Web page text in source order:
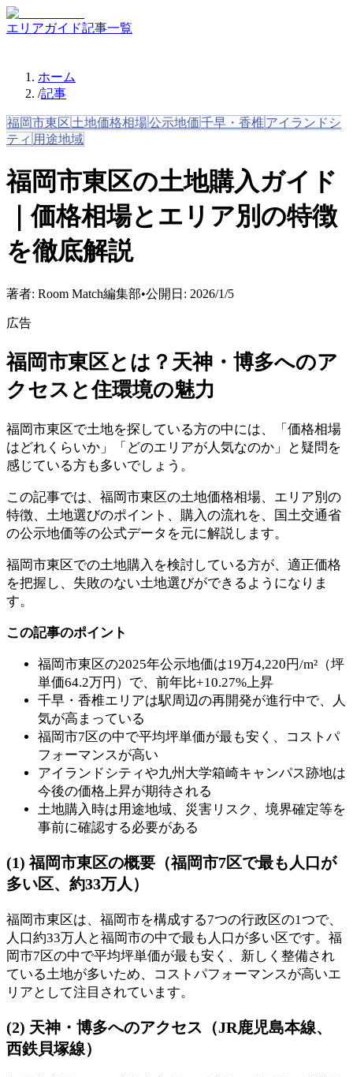
エリアガイド記事一覧
ホーム
/記事
福岡市東区 土地価格相場公示地価千早・香椎 アイランドシ
ティ 用途地域
福岡市東区の土地購入ガイド
｜価格相場とエリア別の特徴
を徹底解説
著者: Room Match編集部•公開日: 2026/1/5
広告
福岡市東区とは？天神・博多へのア
クセスと住環境の魅力
福岡市東区で土地を探している方の中には、「価格相場
はどれくらいか」「どのエリアが人気なのか」と疑問を
感じている方も多いでしょう。
この記事では、福岡市東区の土地価格相場、エリア別の
特徴、土地選びのポイント、購入の流れを、国土交通省
の公示地価等の公式データを元に解説します。
福岡市東区での土地購入を検討している方が、適正価格
を把握し、失敗のない土地選びができるようになりま
す。
この記事のポイント
福岡市東区の2025年公示地価は19万4,220円/m²（坪
単価64.2万円）で、前年比+10.27%上昇
千早・香椎エリアは駅周辺の再開発が進行中で、人
気が高まっている
福岡市7区の中で平均坪単価が最も安く、コストパ
フォーマンスが高い
アイランドシティや九州大学箱崎キャンパス跡地は
今後の価格上昇が期待される
土地購入時は用途地域、災害リスク、境界確定等を
事前に確認する必要がある
(1) 福岡市東区の概要（福岡市7区で最も人口が
多い区、約33万人）
福岡市東区は、福岡市を構成する7つの行政区の1つで、
人口約33万人と福岡市の中で最も人口が多い区です。福
岡市7区の中で平均坪単価が最も安く、新しく整備され
ている土地が多いため、コストパフォーマンスが高いエ
リアとして注目されています。
(2) 天神・博多へのアクセス（JR鹿児島本線、
西鉄貝塚線）